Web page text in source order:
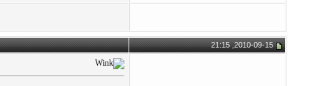
2010-09-15, 21:15